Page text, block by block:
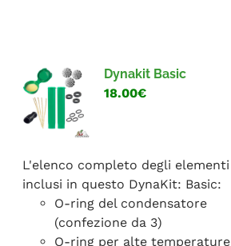
FAQ
Dynakit Basic
18.00€
L'elenco completo degli elementi
inclusi in questo DynaKit: Basic:
O-ring del condensatore
(confezione da 3)
O-ring per alte temperature